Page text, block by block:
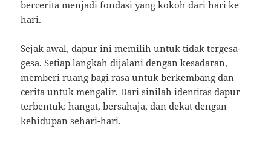
bercerita menjadi fondasi yang kokoh dari hari ke
hari.
Sejak awal, dapur ini memilih untuk tidak tergesa-
gesa. Setiap langkah dijalani dengan kesadaran,
memberi ruang bagi rasa untuk berkembang dan
cerita untuk mengalir. Dari sinilah identitas dapur
terbentuk: hangat, bersahaja, dan dekat dengan
kehidupan sehari-hari.